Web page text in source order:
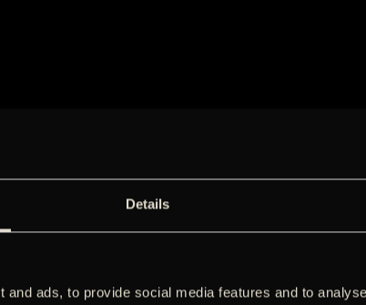
Details
and ads, to provide social media features and to